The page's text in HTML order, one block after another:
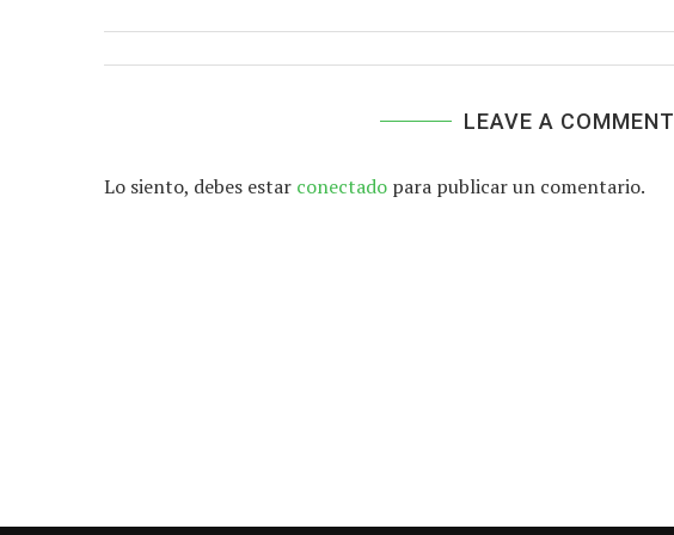
LEAVE A COMMENT
Lo siento, debes estar conectado para publicar un comentario.